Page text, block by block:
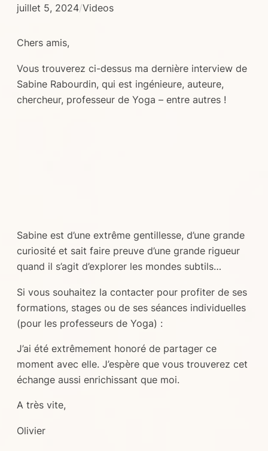
juillet 5, 2024/Videos
Chers amis,
Vous trouverez ci-dessus ma dernière interview de
Sabine Rabourdin, qui est ingénieure, auteure,
chercheur, professeur de Yoga – entre autres !
Sabine est d’une extrême gentillesse, d’une grande
curiosité et sait faire preuve d’une grande rigueur
quand il s’agit d’explorer les mondes subtils…
Si vous souhaitez la contacter pour profiter de ses
formations, stages ou de ses séances individuelles
(pour les professeurs de Yoga) :
J’ai été extrêmement honoré de partager ce
moment avec elle. J’espère que vous trouverez cet
échange aussi enrichissant que moi.
A très vite,
Olivier